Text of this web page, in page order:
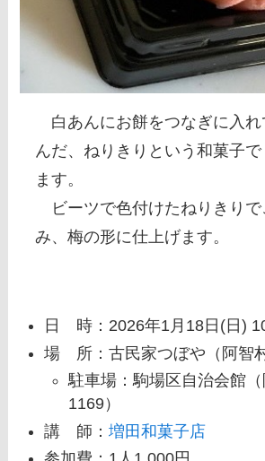
白あんにお餅をつなぎに入れ
んだ、ねりきりという和菓子で
ます。
ビーツで色付けたねりきりで
み、梅の形に仕上げます。
日 時：2026年1月18日(日)
場 所：古民家つぼや（阿智
駐車場：駒場区自治会館
1169）
講 師：増田和菓子店